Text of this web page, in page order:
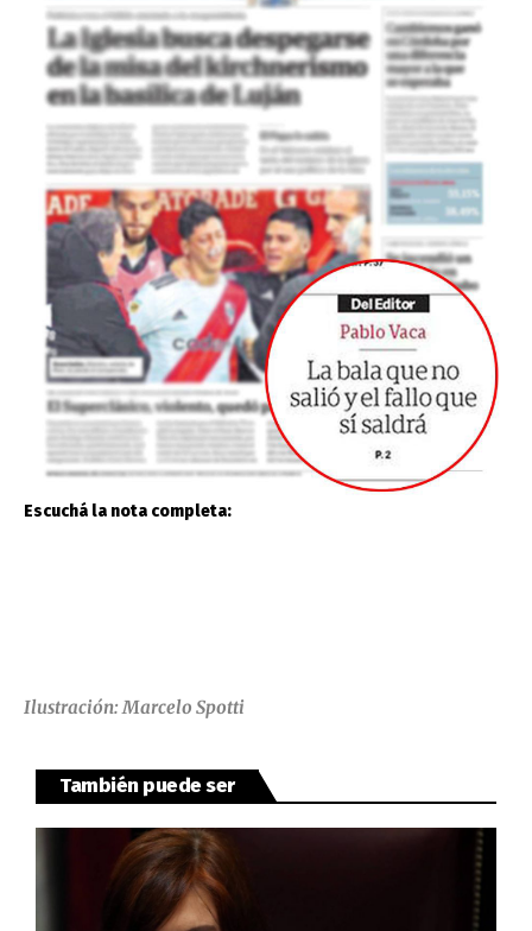
Escuchá la nota completa:
Ilustración: Marcelo Spotti
También puede ser